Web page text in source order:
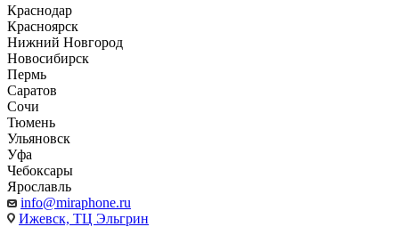
Краснодар
Красноярск
Нижний Новгород
Новосибирск
Пермь
Саратов
Сочи
Тюмень
Ульяновск
Уфа
Чебоксары
Ярославль
info@miraphone.ru
Ижевск, ТЦ Эльгрин